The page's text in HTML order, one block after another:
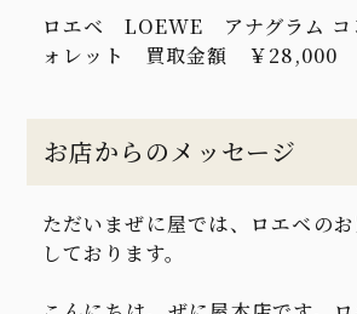
ロエベ LOEWE アナグラム コ
ォレット 買取金額 ￥28,000
お店からのメッセージ
ただいまぜに屋では、ロエベの
しております。